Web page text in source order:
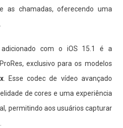
as chamadas, oferecendo uma
com o iOS 15.1 é a
exclusivo para os modelos
. Esse codec de vídeo avançado
de cores e uma experiência
permitindo aos usuários capturar